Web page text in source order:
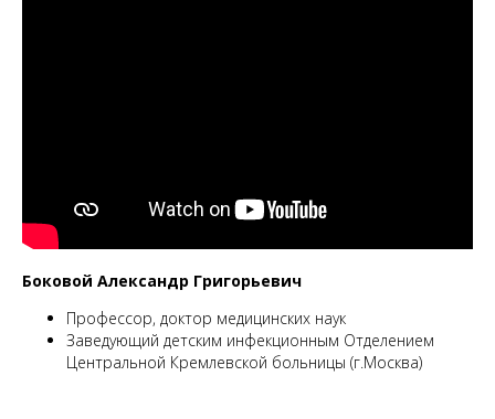
Боковой Александр Григорьевич
Профессор, доктор медицинских наук
Заведующий детским инфекционным Отделением
Центральной Кремлевской больницы (г.Москва)